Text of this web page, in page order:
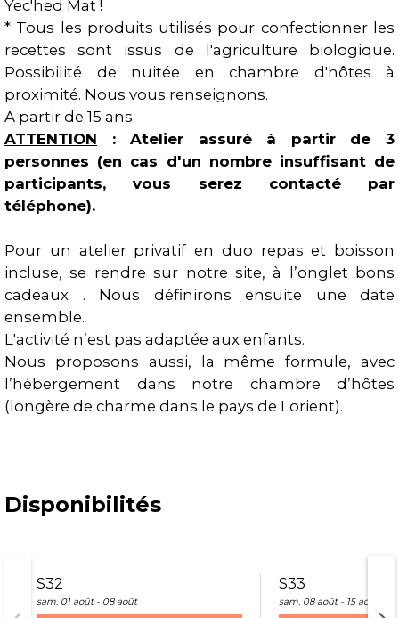
Yec'hed Mat !
* Tous les produits utilisés pour confectionner les
recettes sont issus de l'agriculture biologique.
Possibilité de nuitée en chambre d'hôtes à
proximité. Nous vous renseignons.
A partir de 15 ans.
ATTENTION : Atelier assuré à partir de 3
personnes (en cas d'un nombre insuffisant de
participants, vous serez contacté par
téléphone).
Pour un atelier privatif en duo repas et boisson
incluse, se rendre sur notre site, à l’onglet bons
cadeaux . Nous définirons ensuite une date
ensemble.
L'activité n’est pas adaptée aux enfants.
Nous proposons aussi, la même formule, avec
l’hébergement dans notre chambre d’hôtes
(longère de charme dans le pays de Lorient).
Disponibilités
S32
sam. 01 août - 08 août
S33
sam. 08 août - 15 août